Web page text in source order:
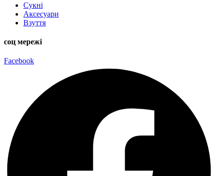
Сукні
Аксесуари
Взуття
соц мережі
Facebook